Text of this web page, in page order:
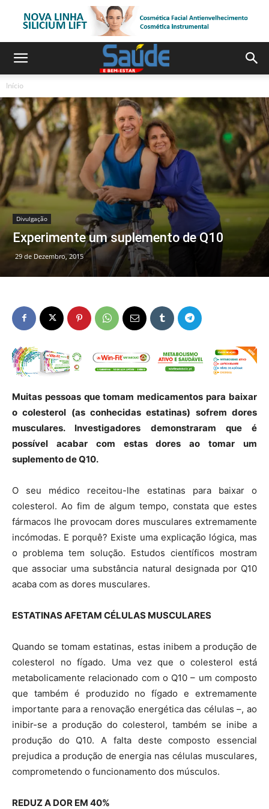
Início
Divulgação
Experimente um suplemento de Q10
29 de Dezembro, 2015
Muitas pessoas que tomam medicamentos para baixar
o colesterol (as conhecidas estatinas) sofrem dores
musculares. Investigadores demonstraram que é
possível acabar com estas dores ao tomar um
suplemento de Q10.
O seu médico receitou-lhe estatinas para baixar o
colesterol. Ao fim de algum tempo, constata que estes
fármacos lhe provocam dores musculares extremamente
incómodas. E porquê? Existe uma explicação lógica, mas
o problema tem solução. Estudos científicos mostram
que associar uma substância natural designada por Q10
acaba com as dores musculares.
ESTATINAS AFETAM CÉLULAS MUSCULARES
Quando se tomam estatinas, estas inibem a produção de
colesterol no fígado. Uma vez que o colesterol está
metabolicamente relacionado com o Q10 – um composto
que também é produzido no fígado e extremamente
importante para a renovação energética das células –, ao
inibir-se a produção do colesterol, também se inibe a
produção do Q10. A falta deste composto essencial
prejudica a produção de energia nas células musculares,
comprometendo o funcionamento dos músculos.
REDUZ A DOR EM 40%